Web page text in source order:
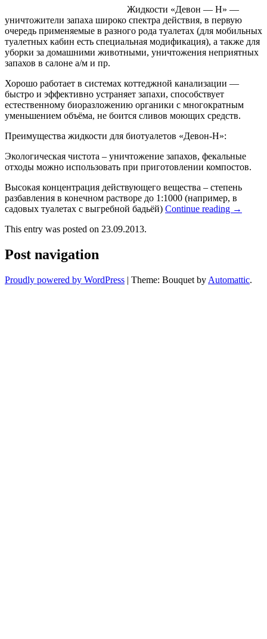
Жидкости «Девон — Н» —
уничтожители запаха широко спектра действия, в первую
очередь применяемые в разного рода туалетах (для мобильных
туалетных кабин есть специальная модификация), а также для
уборки за домашними животными, уничтожения неприятных
запахов в салоне а/м и пр.
Хорошо работает в системах коттеджной канализации —
быстро и эффективно устраняет запахи, способствует
естественному биоразложению органики с многократным
уменьшением объёма, не боится сливов моющих средств.
Преимущества жидкости для биотуалетов «Девон-Н»:
Экологическая чистота – уничтожение запахов, фекальные
отходы можно использовать при приготовлении компостов.
Высокая концентрация действующего вещества – степень
разбавления в конечном растворе до 1:1000 (например, в
садовых туалетах с выгребной бадьёй) Continue reading →
This entry was posted on 23.09.2013.
Post navigation
Proudly powered by WordPress | Theme: Bouquet by Automattic.